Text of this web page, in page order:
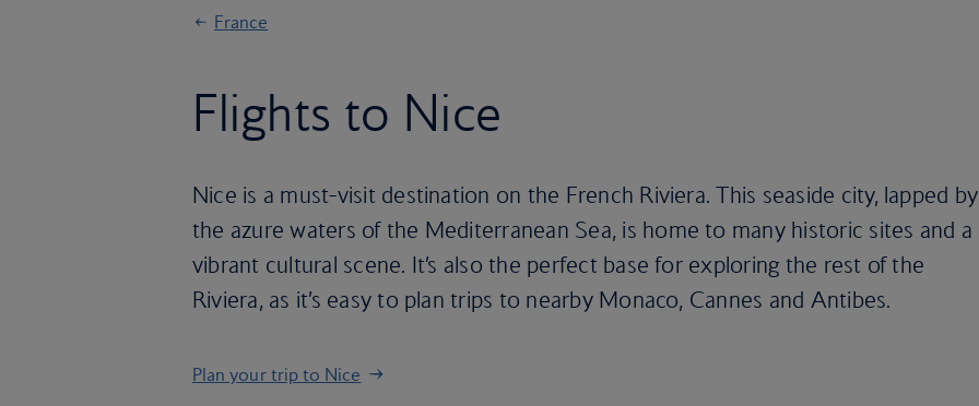
France
Flights to Nice
Nice is a must-visit destination on the French Riviera. This seaside city, lapped by
the azure waters of the Mediterranean Sea, is home to many historic sites and a
vibrant cultural scene. It’s also the perfect base for exploring the rest of the
Riviera, as it’s easy to plan trips to nearby Monaco, Cannes and Antibes.
Plan your trip to Nice